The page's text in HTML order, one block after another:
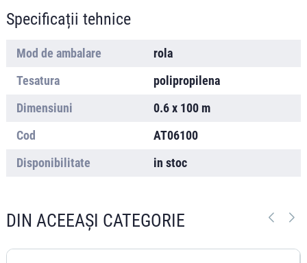
Specificații tehnice
Mod de ambalare
rola
Tesatura
polipropilena
Dimensiuni
0.6 x 100 m
Cod
AT06100
Disponibilitate
in stoc
DIN ACEEAȘI CATEGORIE